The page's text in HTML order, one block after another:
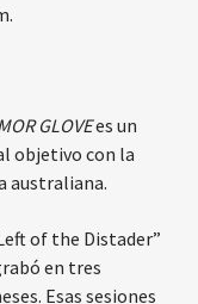
GLOVEes un
objetivo con la
australiana.
of the Distader”
en tres
Esas sesiones